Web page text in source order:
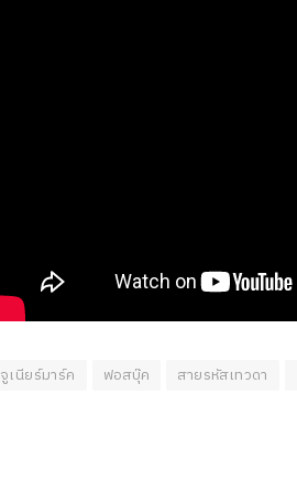
จูเนียร์มาร์ค ฟอสบุ๊ค สายรหัสเทวดา